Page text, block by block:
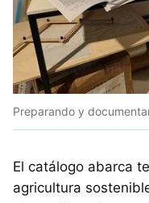
Preparando y
El catálogo abarca
agricultura